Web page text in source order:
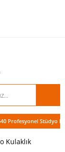
Profesyonel Stüdyo